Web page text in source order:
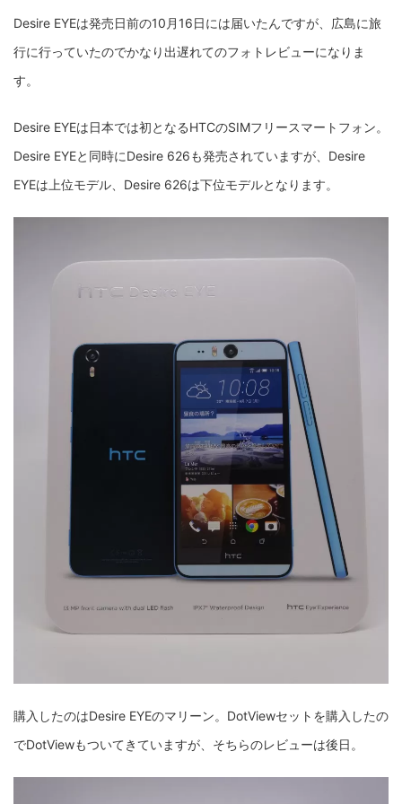
Desire EYEは発売日前の10月16日には届いたんですが、広島に旅
行に行っていたのでかなり出遅れてのフォトレビューになりま
す。
Desire EYEは日本では初となるHTCのSIMフリースマートフォン。
Desire EYEと同時にDesire 626も発売されていますが、Desire
EYEは上位モデル、Desire 626は下位モデルとなります。
購入したのはDesire EYEのマリーン。DotViewセットを購入したの
でDotViewもついてきていますが、そちらのレビューは後日。